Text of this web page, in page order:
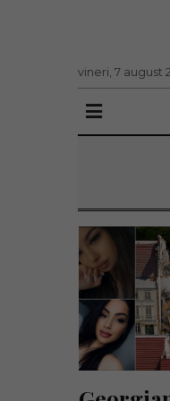
vineri, 7 august